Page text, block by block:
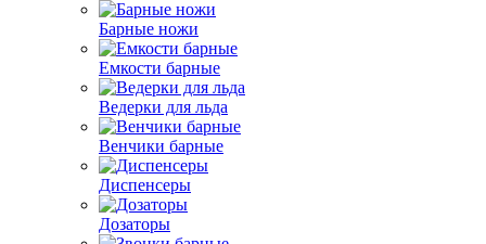
Барные ножи
Емкости барные
Ведерки для льда
Венчики барные
Диспенсеры
Дозаторы